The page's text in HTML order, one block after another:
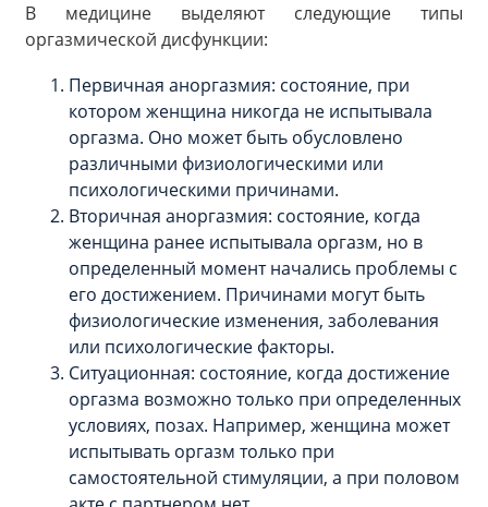
В медицине выделяют следующие типы
оргазмической дисфункции:
Первичная аноргазмия: состояние, при
котором женщина никогда не испытывала
оргазма. Оно может быть обусловлено
различными физиологическими или
психологическими причинами.
Вторичная аноргазмия: состояние, когда
женщина ранее испытывала оргазм, но в
определенный момент начались проблемы с
его достижением. Причинами могут быть
физиологические изменения, заболевания
или психологические факторы.
Ситуационная: состояние, когда достижение
оргазма возможно только при определенных
условиях, позах. Например, женщина может
испытывать оргазм только при
самостоятельной стимуляции, а при половом